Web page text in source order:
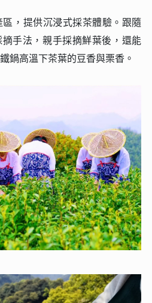
，提供沉浸式採茶體驗。跟隨
手法，親手採摘鮮葉後，還能
鍋高溫下茶葉的豆香與栗香‌。